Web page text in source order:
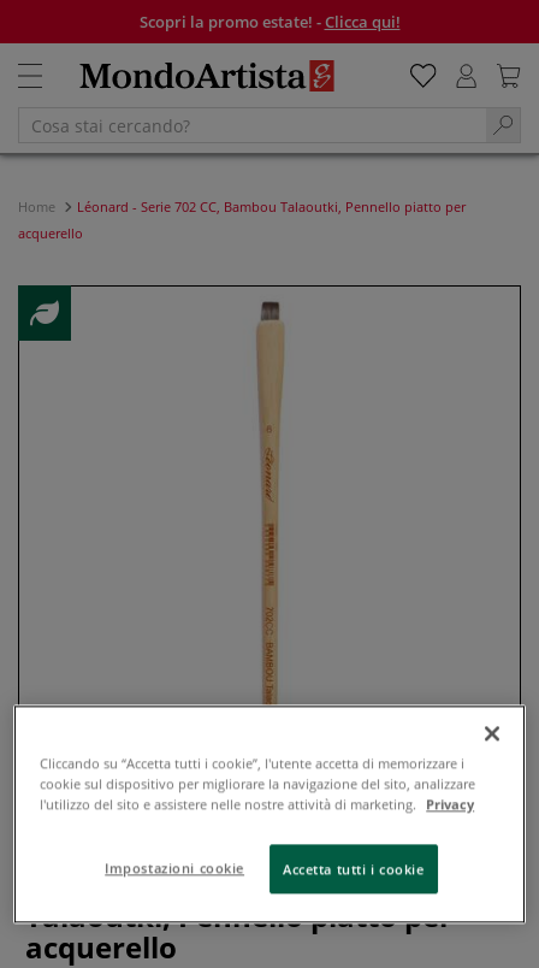
Scopri la promo estate! -Clicca qui!
Home
Léonard - Serie 702 CC, Bambou Talaoutki, Pennello piatto per
acquerello
Léonard - Serie 702 CC, Bambou
Talaoutki, Pennello piatto per
acquerello
Cliccando su “Accetta tutti i cookie”, l'utente accetta di memorizzare i
cookie sul dispositivo per migliorare la navigazione del sito, analizzare
l'utilizzo del sito e assistere nelle nostre attività di marketing.
Privacy
Impostazioni cookie Accetta tutti i cookie